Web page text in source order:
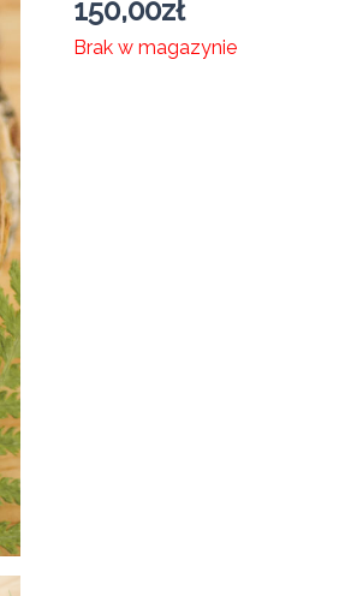
150,00zł
Brak w magazynie